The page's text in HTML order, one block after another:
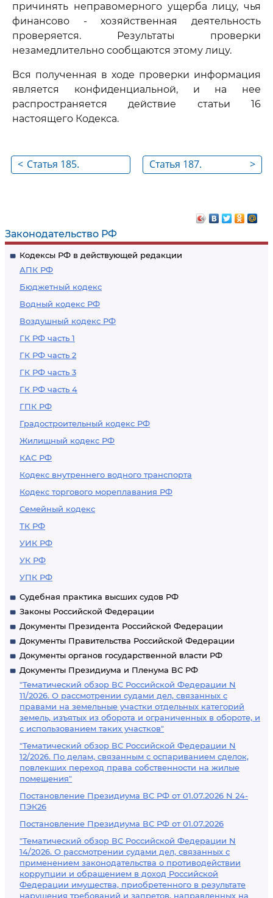
Законодательство РФ
Кодексы РФ в действующей редакции
АПК РФ
Бюджетный кодекс
Водный кодекс РФ
Воздушный кодекс РФ
ГК РФ часть 1
ГК РФ часть 2
ГК РФ часть 3
ГК РФ часть 4
ГПК РФ
Градостроительный кодекс РФ
Жилищный кодекс РФ
КАС РФ
Кодекс внутреннего водного транспорта
Кодекс торгового мореплавания РФ
Семейный кодекс
ТК РФ
УИК РФ
УК РФ
УПК РФ
Судебная практика высших судов РФ
Законы Российской Федерации
Документы Президента Российской Федерации
Документы Правительства Российской Федерации
Документы органов государственной власти РФ
Документы Президиума и Пленума ВС РФ
"Тематический обзор ВС Российской Федерации N
11/2026. О рассмотрении судами дел, связанных с
правами на земельные участки отдельных категорий
земель, изъятых из оборота и ограниченных в обороте, и
с использованием таких участков"
"Тематический обзор ВС Российской Федерации N
12/2026. По делам, связанным с оспариванием сделок,
повлекших переход права собственности на жилые
помещения"
Постановление Президиума ВС РФ от 01.07.2026 N 24-
ПЭК26
Постановление Президиума ВС РФ от 01.07.2026
"Тематический обзор ВС Российской Федерации N
14/2026. О рассмотрении судами дел, связанных с
применением законодательства о противодействии
коррупции и обращением в доход Российской
Федерации имущества, приобретенного в результате
нарушения требований и запретов, направленных на
причинять неправомерного ущерба лицу, чья
финансово - хозяйственная деятельность
проверяется. Результаты проверки
незамедлительно сообщаются этому лицу.
Вся полученная в ходе проверки информация
является конфиденциальной, и на нее
распространяется действие статьи 16
настоящего Кодекса.
< Статья 185.
средств, помещений
и других мест
>
Статья 187.